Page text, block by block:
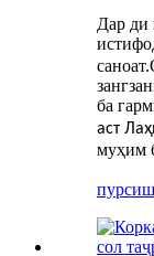
Дар ди
ба
аст
муҳим
пурсиш